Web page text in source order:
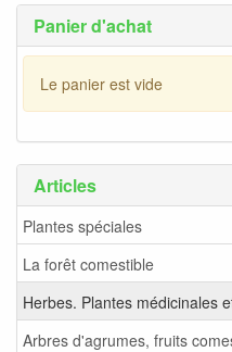
Panier d'achat
Le panier est vide
Articles
Plantes spéciales
La forêt comestible
Herbes. Plantes médicinales
Arbres d'agrumes, fruits